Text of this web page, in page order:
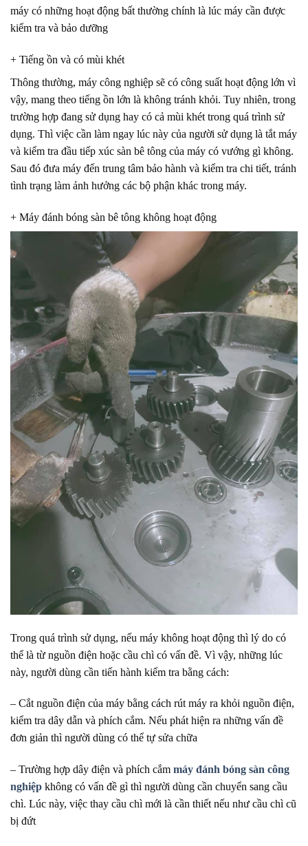
máy có những hoạt động bất thường chính là lúc máy cần được
kiểm tra và bảo dưỡng
+ Tiếng ồn và có mùi khét
Thông thường, máy công nghiệp sẽ có công suất hoạt động lớn vì
vậy, mang theo tiếng ồn lớn là không tránh khỏi. Tuy nhiên, trong
trường hợp đang sử dụng hay có cả mùi khét trong quá trình sử
dụng. Thì việc cần làm ngay lúc này của người sử dụng là tắt máy
và kiểm tra đầu tiếp xúc sàn bê tông của máy có vướng gì không.
Sau đó đưa máy đến trung tâm bảo hành và kiểm tra chi tiết, tránh
tình trạng làm ảnh hưởng các bộ phận khác trong máy.
+ Máy đánh bóng sàn bê tông không hoạt động
Trong quá trình sử dụng, nếu máy không hoạt động thì lý do có
thể là từ nguồn điện hoặc cầu chì có vấn đề. Vì vậy, những lúc
này, người dùng cần tiến hành kiểm tra bằng cách:
– Cắt nguồn điện của máy bằng cách rút máy ra khỏi nguồn điện,
kiểm tra dây dẫn và phích cắm. Nếu phát hiện ra những vấn đề
đơn giản thì người dùng có thể tự sửa chữa
– Trường hợp dây điện và phích cắm máy đánh bóng sàn công
nghiệp không có vấn đề gì thì người dùng cần chuyển sang cầu
chì. Lúc này, việc thay cầu chì mới là cần thiết nếu như cầu chì cũ
bị đứt